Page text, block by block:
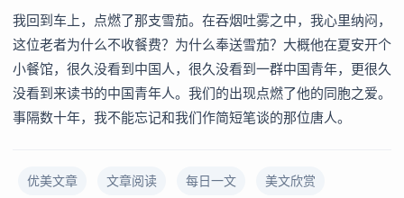
我回到车上，点燃了那支雪茄。在吞烟吐雾之中，我心里纳闷，
这位老者为什么不收餐费？为什么奉送雪茄？大概他在夏安开个
小餐馆，很久没看到中国人，很久没看到一群中国青年，更很久
没看到来读书的中国青年人。我们的出现点燃了他的同胞之爱。
事隔数十年，我不能忘记和我们作简短笔谈的那位唐人。
优美文章 文章阅读 每日一文 美文欣赏